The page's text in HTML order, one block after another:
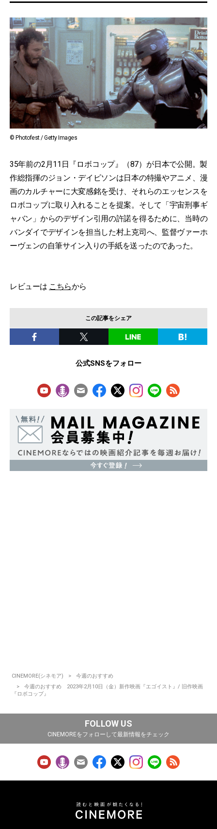
© Photofest / Getty Images
35年前の2月11日『ロボコップ』（87）が日本で公開。製
作総指揮のジョン・デイビソンは日本の特撮やアニメ、漫
画のカルチャーに大変感銘を受け、それらのエッセンスを
ロボコップに取り入れることを提案。そして「宇宙刑事ギ
ャバン」からのデザイン引用の許諾を得るために、当時の
バンダイでデザインを担当した村上克司へ、監督ヴァーホ
ーヴェンの自筆サイン入りの手紙を送ったのであった。
レビューは こちらから
この記事をシェア
公式SNSをフォロー
CINEMORE(シネモア)
今週のおすすめ
今週のおすすめ 2023年2月10日（金）新作映画『エゴイスト』/ 旧作映画
『ロボコップ』
FOLLOW US
CINEMOREをフォローして最新情報をチェック